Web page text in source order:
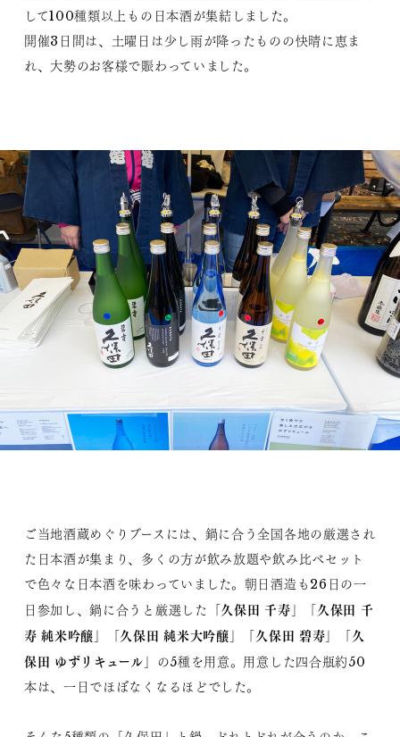
して100種類以上もの日本酒が集結しました。
開催3日間は、土曜日は少し雨が降ったものの快晴に恵ま
れ、大勢のお客様で賑わっていました。
ご当地酒蔵めぐりブースには、鍋に合う全国各地の厳選され
た日本酒が集まり、多くの方が飲み放題や飲み比べセット
で色々な日本酒を味わっていました。朝日酒造も26日の一
日参加し、鍋に合うと厳選した
「久保田 千寿」「久保田 千
寿 純米吟醸」「久保田 純米大吟醸」「久保田 碧寿」「久
保田 ゆずリキュール」
の5種を用意。用意した四合瓶約50
本は、一日でほぼなくなるほどでした。